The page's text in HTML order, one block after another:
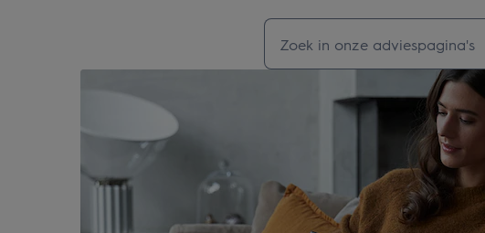
Typ om hulpartikels te zoeken